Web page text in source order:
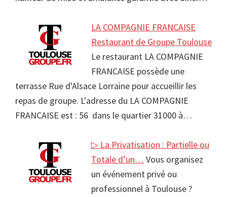
LA COMPAGNIE FRANCAISE
Restaurant de Groupe Toulouse
Le restaurant LA COMPAGNIE
FRANCAISE possède une
terrasse Rue d'Alsace Lorraine pour accueillir les
repas de groupe. L'adresse du LA COMPAGNIE
FRANCAISE est : 56 dans le quartier 31000 à…
▷ La Privatisation : Partielle ou
Totale d’un… Vous organisez
un événement privé ou
professionnel à Toulouse ?